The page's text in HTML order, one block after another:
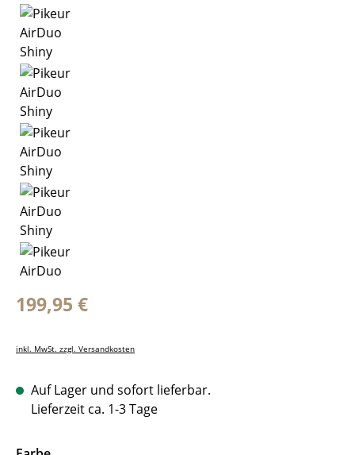
Regulärer Preis:
199,95 €
inkl. MwSt. zzgl. Versandkosten
Auf Lager und sofort lieferbar.
Lieferzeit ca. 1-3 Tage